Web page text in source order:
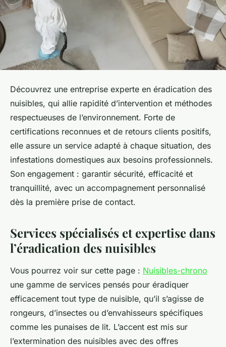
Découvrez une entreprise experte en éradication des
nuisibles, qui allie rapidité d’intervention et méthodes
respectueuses de l’environnement. Forte de
certifications reconnues et de retours clients positifs,
elle assure un service adapté à chaque situation, des
infestations domestiques aux besoins professionnels.
Son engagement : garantir sécurité, efficacité et
tranquillité, avec un accompagnement personnalisé
dès la première prise de contact.
Services spécialisés et expertise dans
l’éradication des nuisibles
Vous pourrez voir sur cette page : Nuisibles-chrono
une gamme de services pensés pour éradiquer
efficacement tout type de nuisible, qu’il s’agisse de
rongeurs, d’insectes ou d’envahisseurs spécifiques
comme les punaises de lit. L’accent est mis sur
l’extermination des nuisibles avec des offres